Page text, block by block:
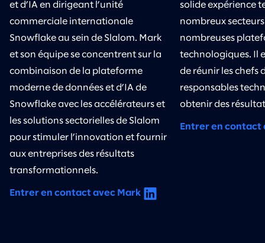
et d’IA en dirigeant l’unité
commerciale internationale
Snowflake au sein de Slalom. Mark
et son équipe se concentrent sur la
combinaison de la plateforme
moderne de données et d’IA de
Snowflake avec les accélérateurs et
les solutions sectorielles de Slalom
pour stimuler l’innovation et fournir
aux entreprises des résultats
transformationnels.
Entrer en contact avec Mark
solide expérience
nombreux
nombreuses
technologiques. Il
de réunir les chefs
responsables
obtenir des
Entrer en contact